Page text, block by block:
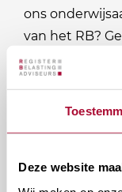
Deze website
ons
van het RB?
aan welke
je